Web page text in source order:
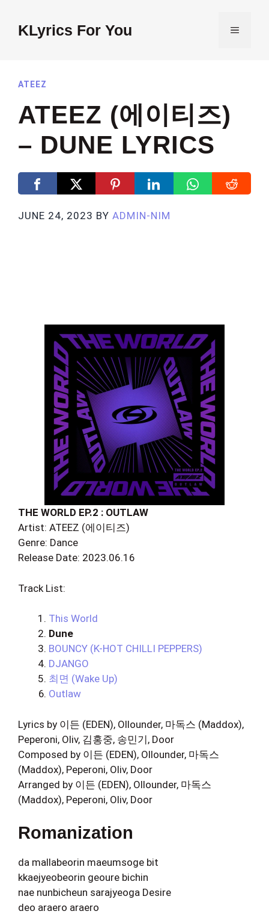
contentKLyrics For You MENU
ATEEZ
ATEEZ (에이티즈)
– DUNE LYRICS
JUNE 24, 2023 BY ADMIN-NIM
THE WORLD EP.2 : OUTLAW
Artist: ATEEZ (에이티즈)
Genre: Dance
Release Date: 2023.06.16
Track List:
This World
Dune
BOUNCY (K-HOT CHILLI PEPPERS)
DJANGO
최면 (Wake Up)
Outlaw
Lyrics by 이든 (EDEN), Ollounder, 마독스 (Maddox),
Peperoni, Oliv, 김홍중, 송민기, Door
Composed by 이든 (EDEN), Ollounder, 마독스
(Maddox), Peperoni, Oliv, Door
Arranged by 이든 (EDEN), Ollounder, 마독스
(Maddox), Peperoni, Oliv, Door
Romanization
da mallabeorin maeumsoge bit
kkaejyeobeorin geoure bichin
nae nunbicheun sarajyeoga Desire
deo araero araero